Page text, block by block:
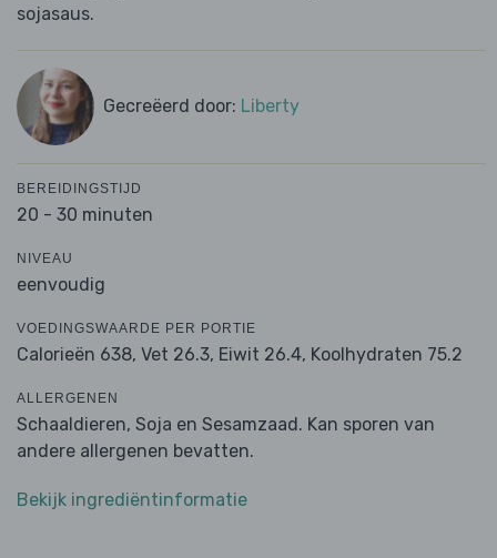
sojasaus.
Gecreëerd door: Liberty
BEREIDINGSTIJD
20 - 30 minuten
NIVEAU
eenvoudig
VOEDINGSWAARDE PER PORTIE
Calorieën 638, Vet 26.3, Eiwit 26.4, Koolhydraten 75.2
ALLERGENEN
Schaaldieren, Soja en Sesamzaad. Kan sporen van
andere allergenen bevatten.
Bekijk ingrediëntinformatie